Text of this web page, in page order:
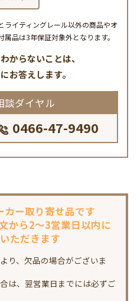
イティングレール以外の商品やオ
品は3年保証対象外となります。
からないことは、
お答えします。
談ダイヤル
0466-47-9490
カー取り寄せ品です
から2～3営業日以内に
ただきます
り、欠品の場合がございま
は、翌営業日までには必ずご